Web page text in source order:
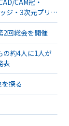
ジ・3次元プリン
2回総会を開催
の約4人に1人が
表
探る